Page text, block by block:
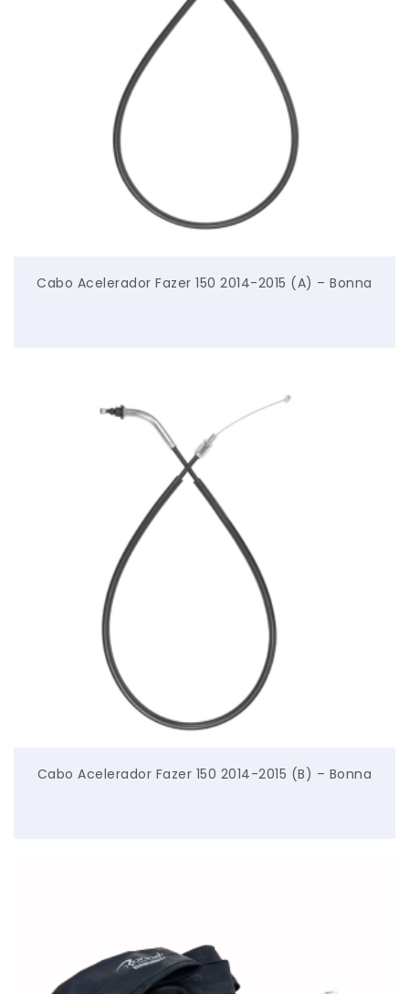
Cabo Acelerador Fazer 150 2014-2015 (A) – Bonna
Cabo Acelerador Fazer 150 2014-2015 (B) – Bonna